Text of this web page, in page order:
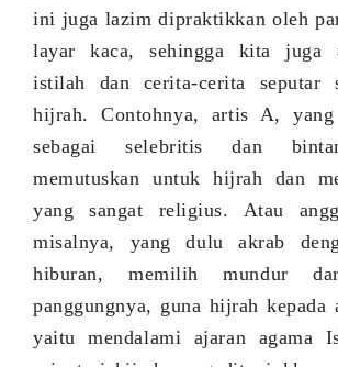
ini juga lazim dipraktikkan oleh
layar kaca, sehingga kita juga
istilah dan cerita-cerita seputar
hijrah. Contohnya, artis A,
sebagai selebritis dan
memutuskan untuk hijrah dan
yang sangat religius. Atau
misalnya, yang dulu akrab
hiburan, memilih mundur
panggungnya, guna hijrah kepada
yaitu mendalami ajaran agama